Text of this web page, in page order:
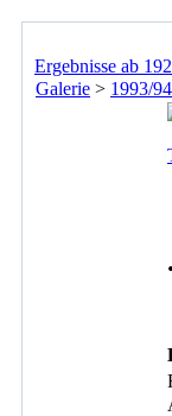
Ergebnisse ab
Galerie > 1993/